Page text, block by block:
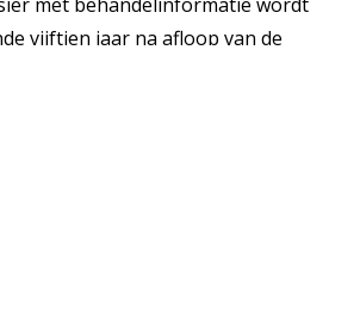
vijftien jaar na afloop van de